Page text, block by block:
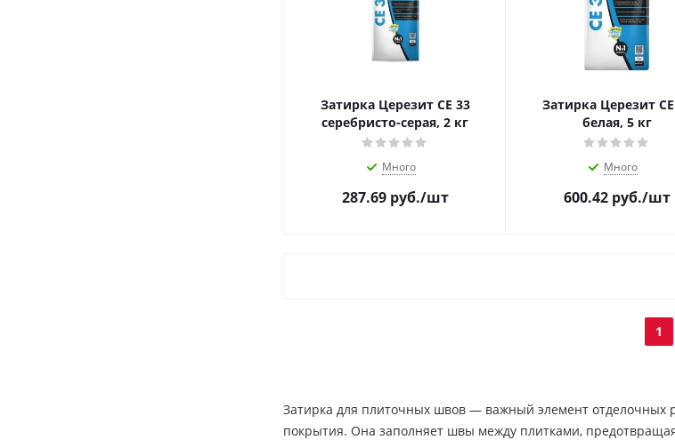
Затирка Церезит CE 33
серебристо-серая, 2 кг
Много
287.69руб./шт
Затирка Церезит
белая, 5 кг
Много
600.42руб./шт
1
Затирка для плиточных швов — важный элемент отделочных
покрытия. Она заполняет швы между плитками,